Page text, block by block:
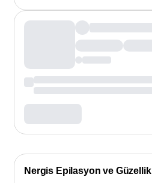
Nergis Epilasyon ve Güzellik